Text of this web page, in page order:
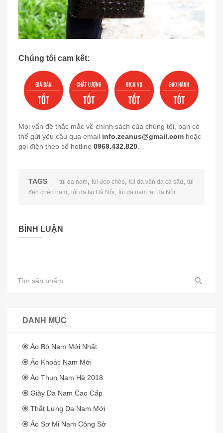
Chúng tôi cam kết:
Mọi vấn đề thắc mắc về chính sách của chúng tôi, bạn có
thể gửi yêu cầu qua email info.zeanus@gmail.com hoặc
gọi điện theo số hotline 0969.432.820
TAGS túi da nam túi đeo chéo túi da vân da cá sấu
túi
đeo chéo nam
túi da tại Hà Nội túi da nam tại Hà Nội
BÌNH LUẬN
DANH MỤC
Áo Bò Nam Mới Nhất
Áo Khoác Nam Mới
Áo Thun Nam Hè 2018
Giày Da Nam Cao Cấp
Thắt Lưng Da Nam Mới
Áo Sơ Mi Nam Công Sở